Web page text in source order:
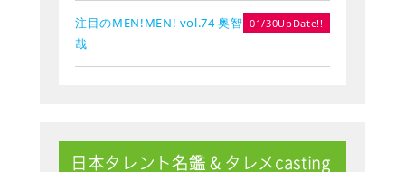
注目のMEN!MEN! vol.74 奥智
哉
01/30UpDate!!
日本タレント名鑑 & タレメcasting